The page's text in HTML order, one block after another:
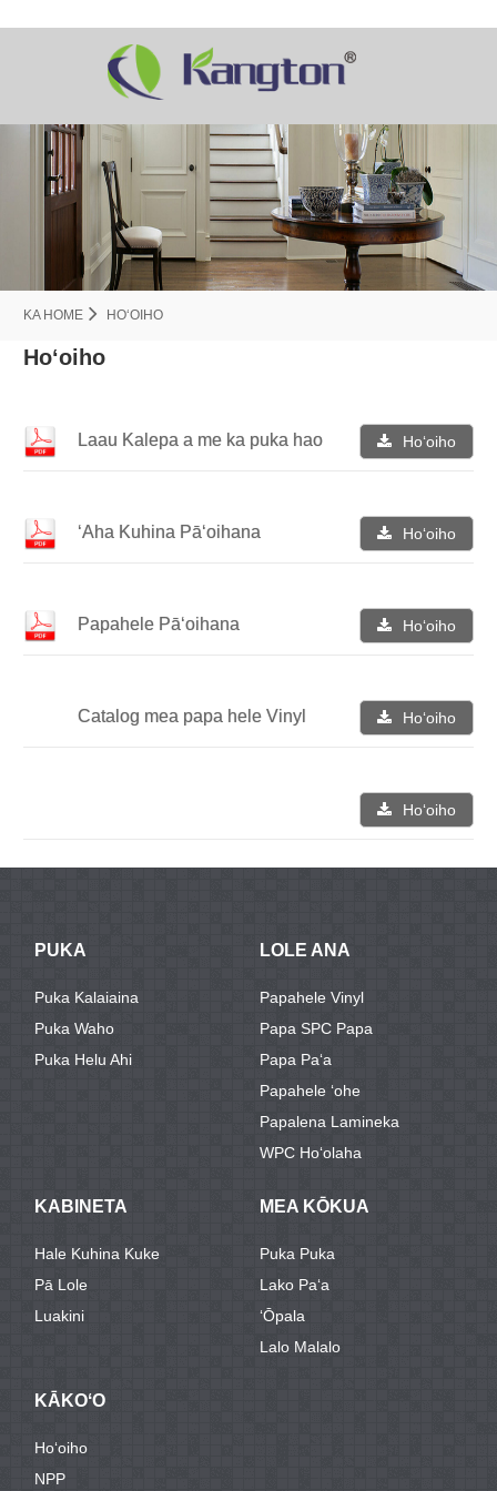
KA HOME HOʻOIHO
Hoʻoiho
Laau Kalepa a me ka puka hao Hoʻoiho
ʻAha Kuhina Pāʻoihana Hoʻoiho
Papahele Pāʻoihana Hoʻoiho
Catalog mea papa hele Vinyl Hoʻoiho
Hoʻoiho
PUKA
Puka Kalaiaina
Puka Waho
Puka Helu Ahi
LOLE ANA
Papahele Vinyl
Papa SPC Papa
Papa Paʻa
Papahele ʻohe
Papalena Lamineka
WPC Hoʻolaha
KABINETA
Hale Kuhina Kuke
Pā Lole
Luakini
MEA KŌKUA
Puka Puka
Lako Paʻa
ʻŌpala
Lalo Malalo
KĀKOʻO
Hoʻoiho
NPP